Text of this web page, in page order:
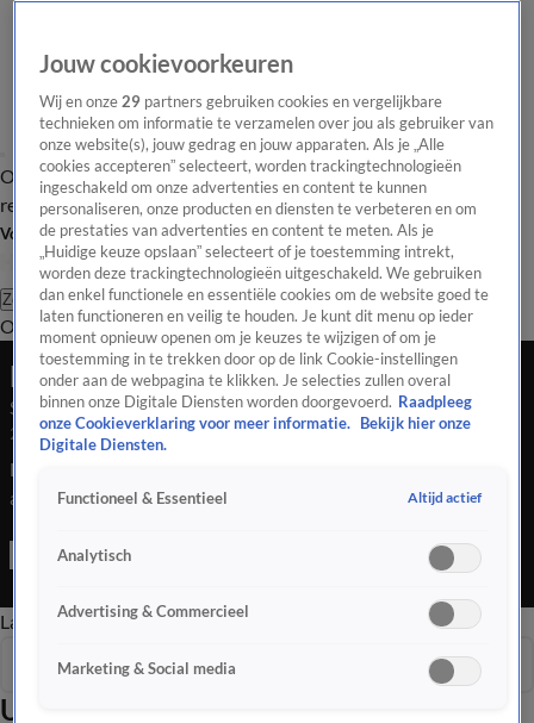
Overzicht Laatste nieuws Regionieuws Het beste van Hart
Tip de
redactie
Volg Hart van Nederland
Zoeken
OverzichtRegioUitzendingenWeerTip de redactiePanelVideo's
Late Editie
Seizoen 2025, aflevering 300
25 okt 2025, 22:39
De verkiezingen worden steeds spannender: het is een nek-
aan-nekrace tussen 4 partijen en ze doen er alles aan om
met hulphond die de voorstelling van een cabaretier moet
pompoenen voor een prikkie.
Late EditieOchtend EditieVroege Editie
Uitzendingen
Seizoen 2025
Jouw cookievoorkeuren
Wij en onze29 partners gebruiken cookies en vergelijkbare
technieken om informatie te verzamelen over jou als gebruiker van
onze website(s), jouw gedrag en jouw apparaten. Als je „Alle
cookies accepteren” selecteert, worden trackingtechnologieën
ingeschakeld om onze advertenties en content te kunnen
personaliseren, onze producten en diensten te verbeteren en om
de prestaties van advertenties en content te meten. Als je
„Huidige keuze opslaan” selecteert of je toestemming intrekt,
worden deze trackingtechnologieën uitgeschakeld. We gebruiken
dan enkel functionele en essentiële cookies om de website goed te
laten functioneren en veilig te houden. Je kunt dit menu op ieder
moment opnieuw openen om je keuzes te wijzigen of om je
toestemming in te trekken door op de link Cookie-instellingen
onder aan de webpagina te klikken. Je selecties zullen overal
binnen onze Digitale Diensten worden doorgevoerd. Raadpleeg
onze Cookieverklaring voor meer informatie.
Bekijk hier onze
Digitale Diensten.
Functioneel & Essentieel Altijd actief
Analytisch
Advertising & Commercieel
Marketing & Social media